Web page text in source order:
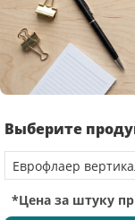
Выберите
*Цена за штуку